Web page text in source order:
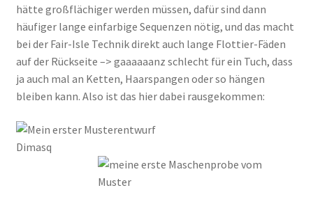
hätte großflächiger werden müssen, dafür sind dann
häufiger lange einfarbige Sequenzen nötig, und das macht
bei der Fair-Isle Technik direkt auch lange Flottier-Fäden
auf der Rückseite –> gaaaaaanz schlecht für ein Tuch, dass
ja auch mal an Ketten, Haarspangen oder so hängen
bleiben kann. Also ist das hier dabei rausgekommen: